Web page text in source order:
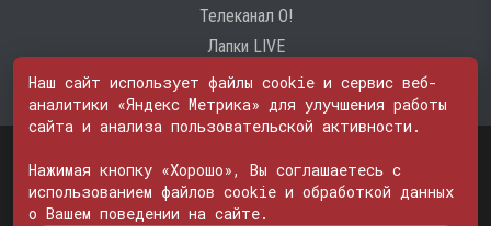
Телеканал О!
Лапки LIVE
№ ФС 77 - 74600
© 2000—2026. Редакция телеканала «ПОБЕДА». Все права на любые
материалы, опубликованные на сайте, защищены. Любое
Наш сайт использует файлы cookie и сервис веб-
аналитики «Яндекс Метрика» для улучшения работы
сайта и анализа пользовательской активности.
Нажимая кнопку «Хорошо», Вы соглашаетесь с
использованием файлов cookie и обработкой данных
о Вашем поведении на сайте.